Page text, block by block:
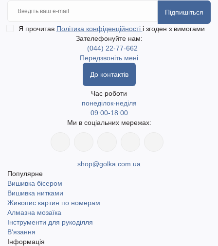
Підпишіться
Я прочитав Політика конфіденційності і згоден з вимогами
Зателефонуйте нам:
(044) 22-77-662
Передзвоніть мені
До контактів
Час роботи
понеділок-неділя
09:00-18:00
Ми в соціальних мережах:
shop@golka.com.ua
Популярне
Вишивка бісером
Вишивка нитками
Живопис картин по номерам
Алмазна мозаїка
Інструменти для рукоділля
В'язання
Інформація